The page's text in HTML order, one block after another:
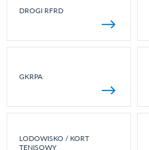
DROGI RFRD
GKRPA
LODOWISKO / KORT
TENISOWY